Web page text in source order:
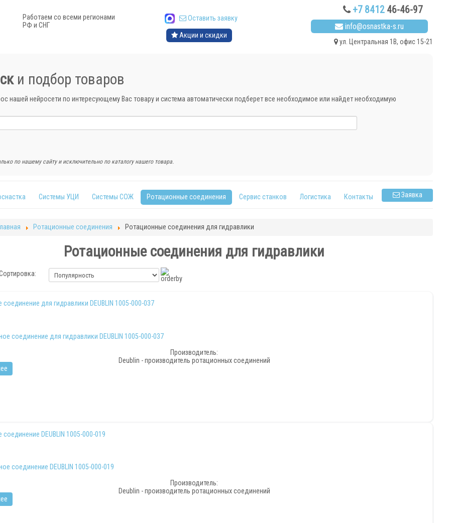
Работаем со всеми регионами
РФ и СНГ
Оставить заявку
Акции и скидки
+7 8412 46-46-97
info@osnastka-s.ru
ул. Центральная 1В, офис 15-21
и подбор товаров
нашей нейросети по интересующему Вас товару и система автоматически подберет все необходимое или найдет необходимую
по нашему сайту и исключительно по каталогу нашего товара.
Системы УЦИ Системы СОЖ Ротационные соединения Сервис станков Логистика Контакты Заявка
Ротационные соединения Ротационные соединения для гидравлики
Ротационные соединения для гидравлики
для гидравлики DEUBLIN 1005-000-037
Производитель:
Deublin - производитель ротационных соединений
DEUBLIN 1005-000-019
Производитель:
Deublin - производитель ротационных соединений